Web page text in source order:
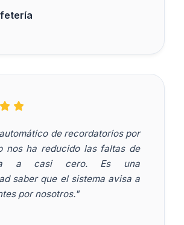
de recordatorios por
nos ha reducido las faltas de
a casi cero. Es una
saber que el sistema avisa a
por nosotros."